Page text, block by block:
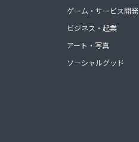
ゲーム・サービス開発
ビジネス・起業
アート・写真
ソーシャルグッド